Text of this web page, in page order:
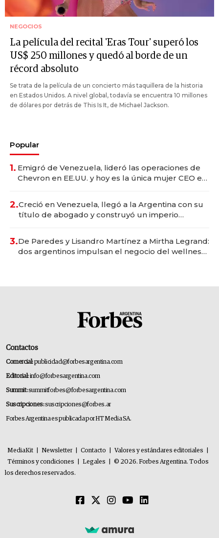
NEGOCIOS
La película del recital 'Eras Tour' superó los
US$ 250 millones y quedó al borde de un
récord absoluto
Se trata de la película de un concierto más taquillera de la historia
en Estados Unidos. A nivel global, todavía se encuentra 10 millones
de dólares por detrás de This Is It, de Michael Jackson.
Popular
1. Emigró de Venezuela, lideró las operaciones de
Chevron en EE.UU. y hoy es la única mujer CEO en
2.Creció en Venezuela, llegó a la Argentina con su
título de abogado y construyó un imperio
3.De Paredes y Lisandro Martínez a Mirtha Legrand:
dos argentinos impulsan el negocio del wellness
Contactos
Comercial:publicidad@forbesargentina.com
Editorial:info@forbesargentina.com
Summit:summitforbes@forbesargentina.com
Suscripciones:suscripciones@forbes.ar
Forbes Argentina es publicada por HT Media SA.
MediaKit Newsletter Contacto Valores y estándares editoriales
Términos y condiciones
Legales
© 2026. Forbes Argentina. Todos
los derechos reservados.